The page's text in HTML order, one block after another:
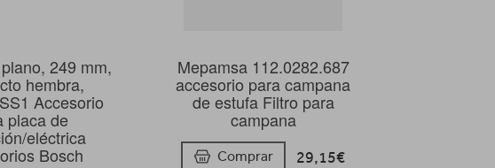
249 mm,
hembra,
Accesorio
placa de
eléctrica
Bosch
Mepamsa 112.0282.687
accesorio para campana
de estufa Filtro para
campana
Comprar 29,15€